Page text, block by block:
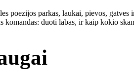
poezijos parkas, laukai, pievos, gatves
komandas: duoti labas, ir kaip kokio